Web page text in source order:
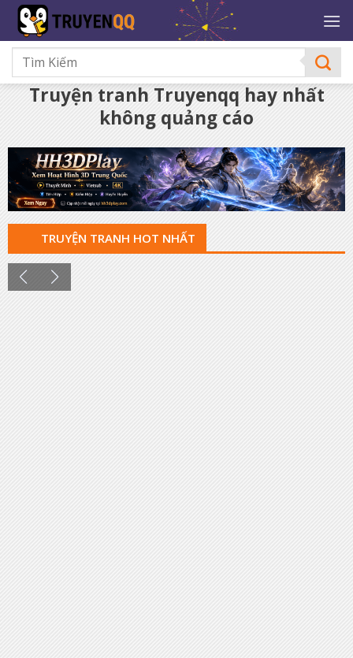
qua
nội
dung
Truyện tranh Truyenqq hay nhất
không quảng cáo
TRUYỆN TRANH HOT NHẤT